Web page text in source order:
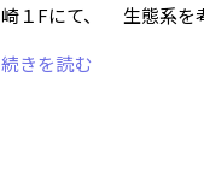
崎１Fにて、 生態系
続きを読む